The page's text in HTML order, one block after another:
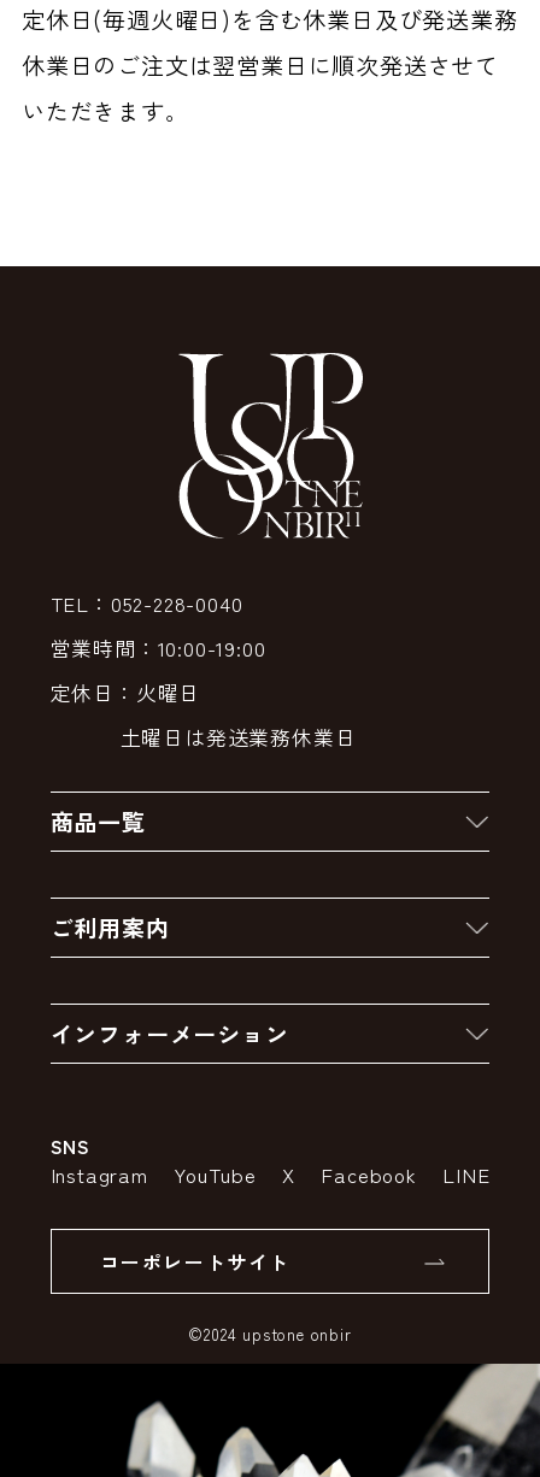
定休日(毎週火曜日)を含む休業日及び発送業務
休業日のご注文は翌営業日に順次発送させて
いただきます。
TEL：052-228-0040
営業時間：10:00-19:00
定休日：火曜日
土曜日は発送業務休業日
商品一覧
クーポン
卸販売・大量注文
アウトレットセール
ご利用案内
お支払いについて
インフォーメーション
特定商取引法の表示
SSLサーバー証明書とは
SNS
Instagram YouTube X Facebook LINE
コーポレートサイト
©2024 upstone onbir